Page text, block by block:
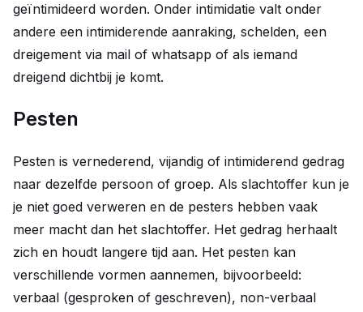
geïntimideerd worden. Onder intimidatie valt onder
andere een intimiderende aanraking, schelden, een
dreigement via mail of whatsapp of als iemand
dreigend dichtbij je komt.
Pesten
Pesten is vernederend, vijandig of intimiderend gedrag
naar dezelfde persoon of groep. Als slachtoffer kun je
je niet goed verweren en de pesters hebben vaak
meer macht dan het slachtoffer. Het gedrag herhaalt
zich en houdt langere tijd aan. Het pesten kan
verschillende vormen aannemen, bijvoorbeeld:
verbaal (gesproken of geschreven), non-verbaal